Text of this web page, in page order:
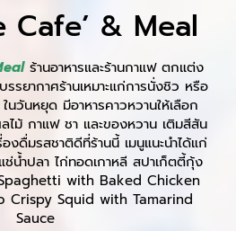
Cafe’ & Meal
ร้านอาหารและร้านกาแฟ ตกแต่ง
รยากาศร้านเหมาะแก่การนั่งชิว หรือ
วันหยุด มีอาหารคาวหวานให้เลือก
ม้ กาแฟ ชา และของหวาน เติมสีสัน
งดื่มรสชาติดีที่ร้านนี้ เมนูแนะนำได้แก่
น้ำปลา ไก่ทอดเกาหลี สปาเก็ตตี้กุ้ง
with Baked Chicken
Crispy Squid with Tamarind
Sauce